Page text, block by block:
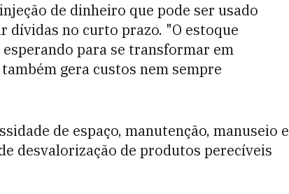
de dinheiro que pode ser usado
dívidas no curto prazo. "O estoque
para se transformar em
gera custos nem sempre
de espaço, manutenção, manuseio e
desvalorização de produtos perecíveis